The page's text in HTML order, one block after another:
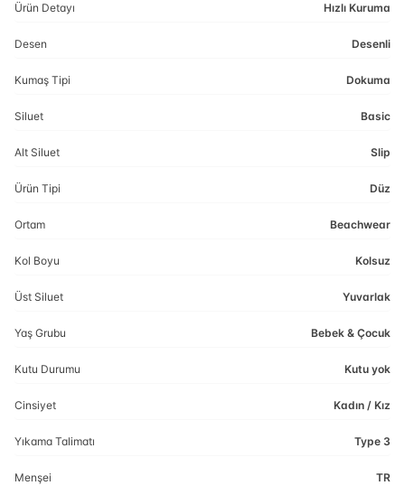
Ürün Detayı Hızlı Kuruma
Desen Desenli
Kumaş Tipi Dokuma
Siluet Basic
Alt Siluet Slip
Ürün Tipi Düz
Ortam Beachwear
Kol Boyu Kolsuz
Üst Siluet Yuvarlak
Yaş Grubu Bebek & Çocuk
Kutu Durumu Kutu yok
Cinsiyet Kadın / Kız
Yıkama Talimatı Type 3
Menşei TR